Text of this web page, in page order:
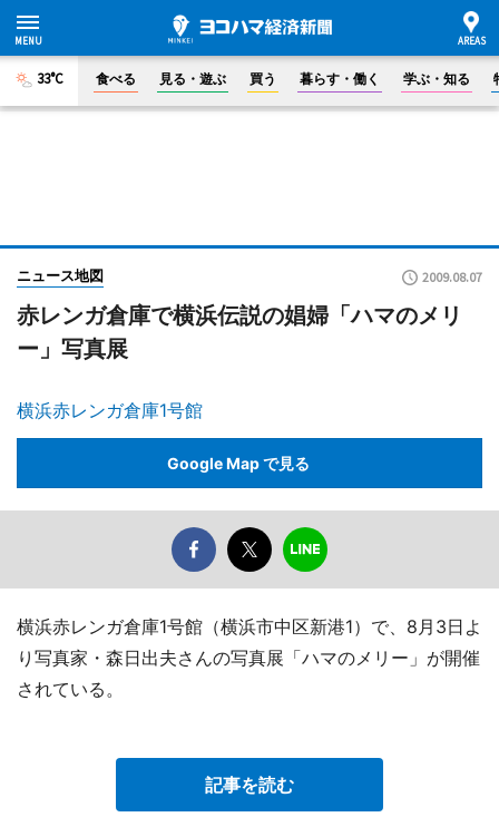
33°C 食べる 見る・遊ぶ 買う 暮らす・働く 学ぶ・知る
ニュース地図 2009.08.07
赤レンガ倉庫で横浜伝説の娼婦「ハマのメリ
ー」写真展
横浜赤レンガ倉庫1号館
Google Map で見る
横浜赤レンガ倉庫1号館（横浜市中区新港1）で、8月3日よ
り写真家・森日出夫さんの写真展「ハマのメリー」が開催
されている。
記事を読む